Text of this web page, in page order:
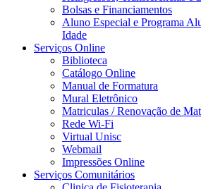
Bolsas e Financiamentos
Aluno Especial e Programa
Idade
Serviços Online
Biblioteca
Catálogo Online
Manual de Formatura
Mural Eletrônico
Matriculas / Renovação de
Rede Wi-Fi
Virtual Unisc
Webmail
Impressões Online
Serviços Comunitários